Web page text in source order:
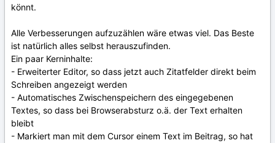
könnt.
Alle Verbesserungen aufzuzählen wäre etwas viel. Das Beste
ist natürlich alles selbst herauszufinden.
Ein paar Kerninhalte:
- Erweiterter Editor, so dass jetzt auch Zitatfelder direkt beim
Schreiben angezeigt werden
- Automatisches Zwischenspeichern des eingegebenen
Textes, so dass bei Browserabsturz o.ä. der Text erhalten
bleibt
- Markiert man mit dem Cursor einem Text im Beitrag, so hat